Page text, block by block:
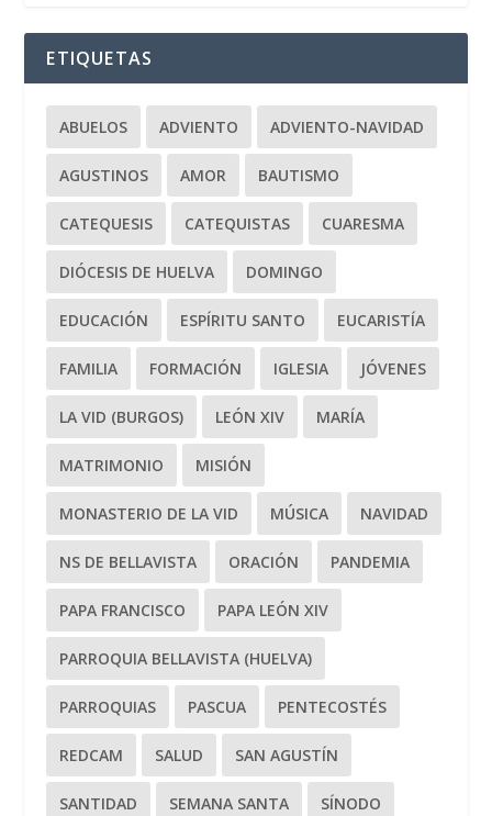
ETIQUETAS
ABUELOS ADVIENTO ADVIENTO-NAVIDAD
AGUSTINOS AMOR BAUTISMO
CATEQUESIS CATEQUISTAS CUARESMA
DIÓCESIS DE HUELVA DOMINGO
EDUCACIÓN ESPÍRITU SANTO EUCARISTÍA
FAMILIA FORMACIÓN IGLESIA JÓVENES
LA VID (BURGOS) LEÓN XIV MARÍA
MATRIMONIO MISIÓN
MONASTERIO DE LA VID MÚSICA NAVIDAD
NS DE BELLAVISTA ORACIÓN PANDEMIA
PAPA FRANCISCO PAPA LEÓN XIV
PARROQUIA BELLAVISTA (HUELVA)
PARROQUIAS PASCUA PENTECOSTÉS
REDCAM SALUD SAN AGUSTÍN
SANTIDAD SEMANA SANTA SÍNODO